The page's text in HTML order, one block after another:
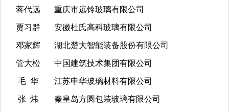
蒋代远 重庆市远铃玻璃有限公司
贾习群 安徽杜氏高科玻璃有限公司
邓家辉 湖北楚大智能装备股份有限公司
管大松 中国建筑技术集团有限公司
毛 华 江苏申华玻璃材料有限公司
张 炜 秦皇岛方圆包装玻璃有限公司